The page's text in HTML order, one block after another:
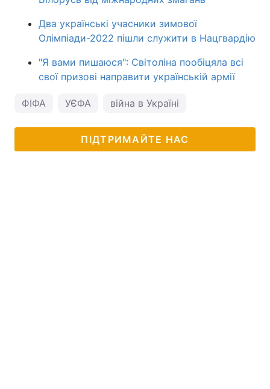
Два українські учасники зимової
Олімпіади-2022 пішли служити в Нацгвардію
"Я вами пишаюся": Світоліна пообіцяла всі
свої призові направити українській армії
ФІФА УЄФА війна в Україні
ПІДТРИМАЙТЕ НАС